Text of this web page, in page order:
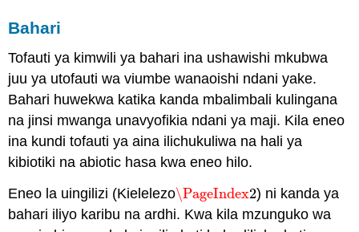
Bahari
Tofauti ya kimwili ya bahari ina ushawishi mkubwa
juu ya utofauti wa viumbe wanaoishi ndani yake.
Bahari huwekwa katika kanda mbalimbali kulingana
na jinsi mwanga unavyofikia ndani ya maji. Kila eneo
ina kundi tofauti ya aina ilichukuliwa na hali ya
kibiotiki na abiotic hasa kwa eneo hilo.
Eneo la uingilizi (Kielelezo\PageIndex2
\PageIndex2) ni kanda ya
bahari iliyo karibu na ardhi. Kwa kila mzunguko wa